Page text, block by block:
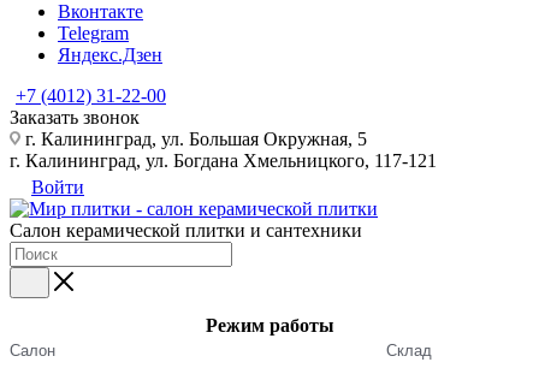
Вконтакте
Telegram
Яндекс.Дзен
+7 (4012) 31-22-00
Заказать звонок
г. Калининград, ул. Большая Окружная, 5
г. Калининград, ул. Богдана Хмельницкого, 117-121
Войти
Салон керамической плитки и сантехники
Режим работы
Салон Склад